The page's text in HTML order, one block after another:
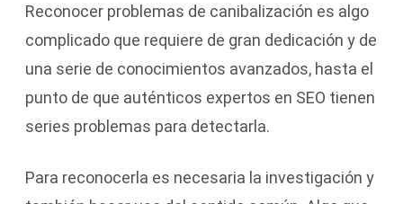
Reconocer problemas de canibalización es algo
complicado que requiere de gran dedicación y de
una serie de conocimientos avanzados, hasta el
punto de que auténticos expertos en SEO tienen
series problemas para detectarla.
Para reconocerla es necesaria la investigación y